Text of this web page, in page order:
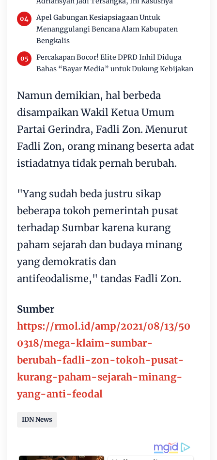
Apel Gabungan Kesiapsiagaan Untuk
Menanggulangi Bencana Alam Kabupaten
Bengkalis
Percakapan Bocor! Elite DPRD Inhil Diduga
Bahas “Bayar Media” untuk Dukung Kebijakan
Namun demikian, hal berbeda
disampaikan Wakil Ketua Umum
Partai Gerindra, Fadli Zon. Menurut
Fadli Zon, orang minang beserta adat
istiadatnya tidak pernah berubah.
"Yang sudah beda justru sikap
beberapa tokoh pemerintah pusat
terhadap Sumbar karena kurang
paham sejarah dan budaya minang
yang demokratis dan
antifeodalisme," tandas Fadli Zon.
Sumber
https://rmol.id/amp/2021/08/13/50
0318/mega-klaim-sumbar-
berubah-fadli-zon-tokoh-pusat-
kurang-paham-sejarah-minang-
yang-anti-feodal
IDN News